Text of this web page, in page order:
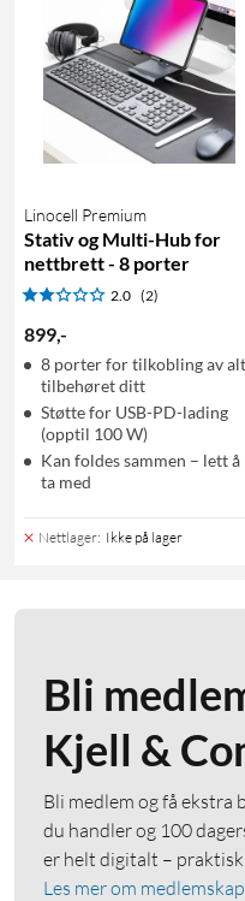
Linocell Premium
Stativ og Multi-Hub for
nettbrett - 8 porter
2.0 (2)
899,-
8 porter for tilkobling av alt
tilbehøret ditt
Støtte for USB-PD-lading
(opptil 100 W)
Kan foldes sammen – lett å
ta med
Nettlager: Ikke på lager
Bli
Kjell &
Bli medlem og få ekstra
du handler og 100
er helt digitalt –
Les mer om